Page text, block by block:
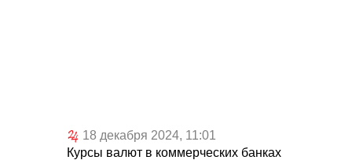
18 декабря 2024, 11:01
Курсы валют в коммерческих банках